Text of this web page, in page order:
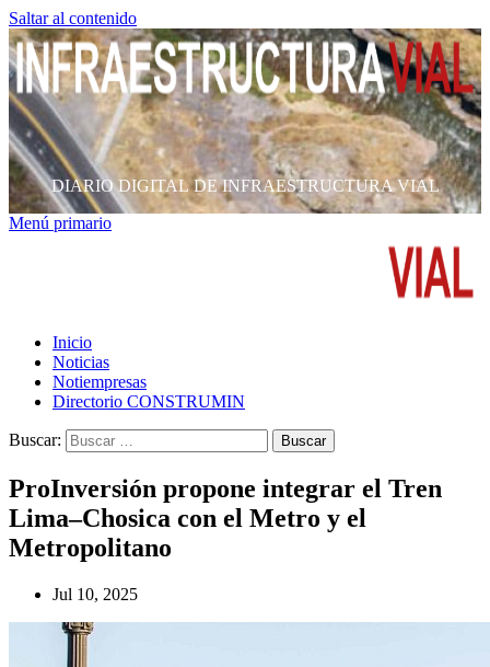
Saltar al contenido
DIARIO DIGITAL DE INFRAESTRUCTURA VIAL
Menú primario
Inicio
Noticias
Notiempresas
Directorio CONSTRUMIN
Buscar:
ProInversión propone integrar el Tren
Lima–Chosica con el Metro y el
Metropolitano
Jul 10, 2025